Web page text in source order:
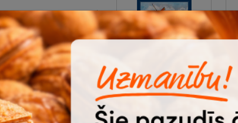
A3, 10 lapas